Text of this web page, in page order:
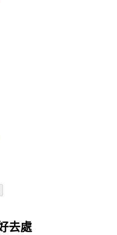
去處